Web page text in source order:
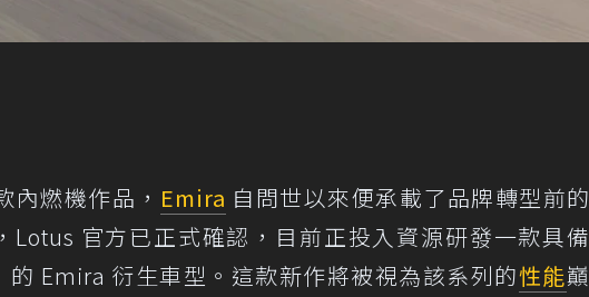
內燃機作品， Emira 自問世以來便承載了品牌轉型前的
Lotus 官方已正式確認，目前正投入資源研發一款具備
的 Emira 衍生車型。這款新作將被視為該系列的性能巔